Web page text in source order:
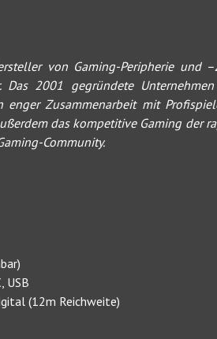
von Gaming-Peripherie und
Das 2001 gegründete
enger Zusammenarbeit mit
das kompetitive Gaming der
Community.
USB
(12m Reichweite)